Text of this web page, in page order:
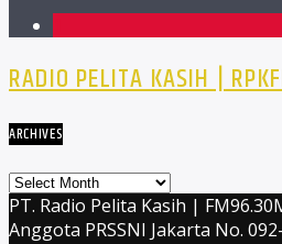
RADIO PELITA KASIH |
ARCHIVES
Archives
PT. Radio Pelita Kasih |
Anggota PRSSNI Jakarta No.